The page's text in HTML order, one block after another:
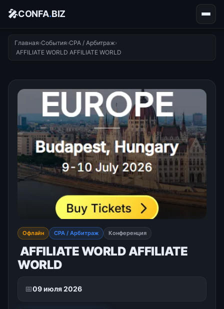
🎤CONFA.BIZ
Главная›События›CPA / Арбитраж›
AFFILIATE WORLD AFFILIATE WORLD
Офлайн CPA / Арбитраж Конференция
AFFILIATE WORLD AFFILIATE
WORLD
📅09 июля 2026